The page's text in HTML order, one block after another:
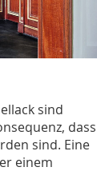
sind
dass
sind. Eine
einem